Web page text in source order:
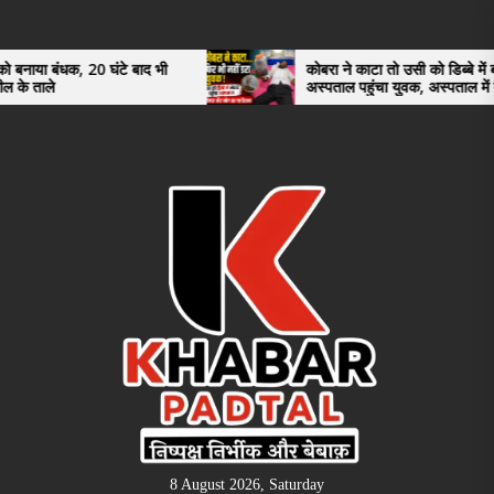
the
content
घंटे बाद भी
कोबरा ने काटा तो उसी को डिब्बे में बंद कर
अस्पताल पहुंचा युवक, अस्पताल में देखकर डॉक्टर
भी रह गए हैरान
8 August 2026, Saturday